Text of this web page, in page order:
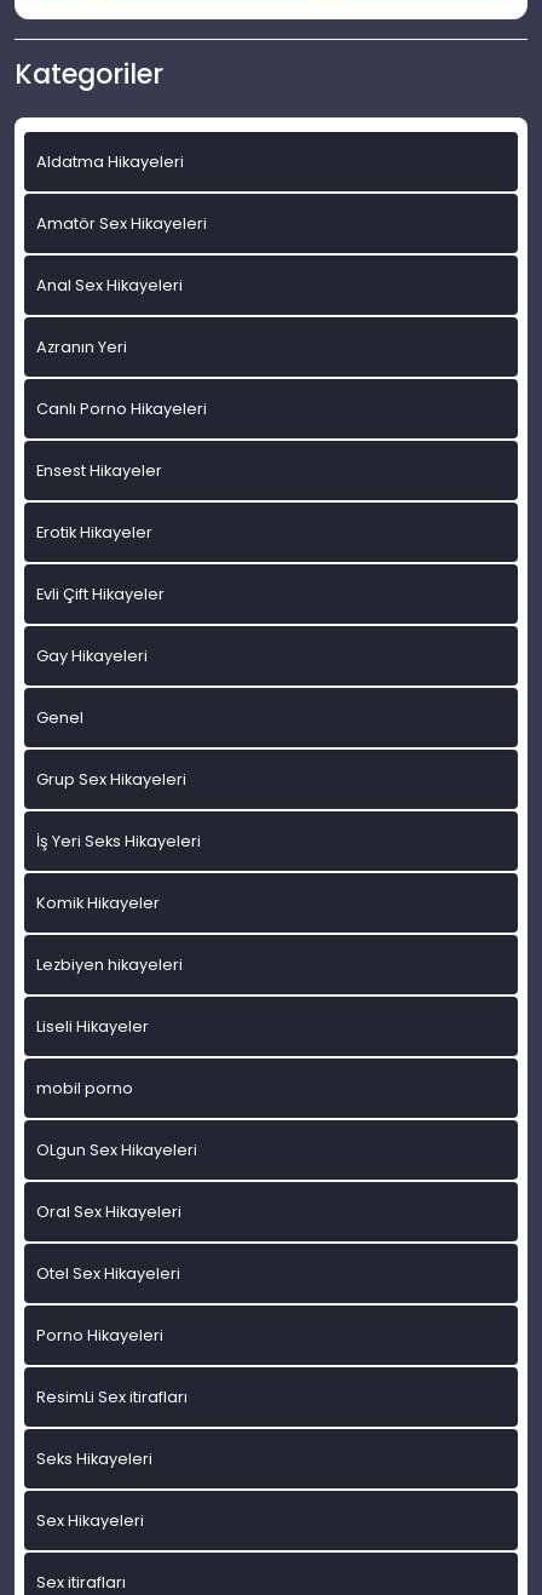
Kategoriler
Aldatma Hikayeleri
Amatör Sex Hikayeleri
Anal Sex Hikayeleri
Azranın Yeri
Canlı Porno Hikayeleri
Ensest Hikayeler
Erotik Hikayeler
Evli Çift Hikayeler
Gay Hikayeleri
Genel
Grup Sex Hikayeleri
İş Yeri Seks Hikayeleri
Komik Hikayeler
Lezbiyen hikayeleri
Liseli Hikayeler
mobil porno
OLgun Sex Hikayeleri
Oral Sex Hikayeleri
Otel Sex Hikayeleri
Porno Hikayeleri
ResimLi Sex itirafları
Seks Hikayeleri
Sex Hikayeleri
Sex itirafları